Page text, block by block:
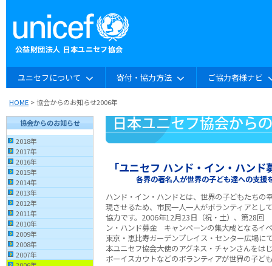
ユニセフについて 寄付・協力方法 ご協力者様ナビ
HOME > 協会からのお知らせ2006年
協会からのお知らせ
2018年
2017年
2016年
2015年
2014年
2013年
2012年
2011年
2010年
2009年
2008年
2007年
「ユニセフ ハンド・イン・ハン
各界の著名人が世界の子ども達への支援
ハンド・イン・ハンドとは、世界の子どもたちの
現させるため、市民一人一人がボランティアとし
協力です。2006年12月23日（祝・土）、第28回
ン・ハンド募金 キャンペーンの集大成となるイ
東京・恵比寿ガーデンプレイス・センター広場に
本ユニセフ協会大使のアグネス・チャンさんをは
ボーイスカウトなどのボランティアが世界の子ど